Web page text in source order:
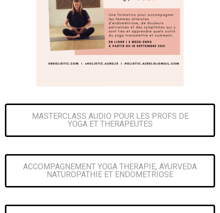
MASTERCLASS AUDIO POUR LES PROFS DE
YOGA ET THERAPEUTES
ACCOMPAGNEMENT YOGA THERAPIE, AYURVEDA
NATUROPATHIE ET ENDOMETRIOSE